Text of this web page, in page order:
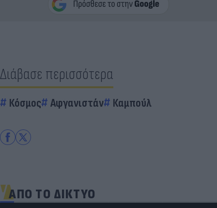
Διάβασε περισσότερα
Κόσμος Αφγανιστάν Καμπούλ
ΑΠΟ ΤΟ ΔΙΚΤΥΟ